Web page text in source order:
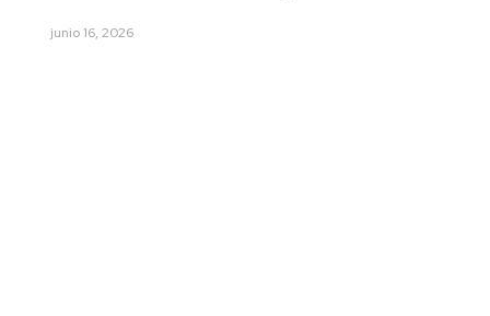
junio 16, 2026